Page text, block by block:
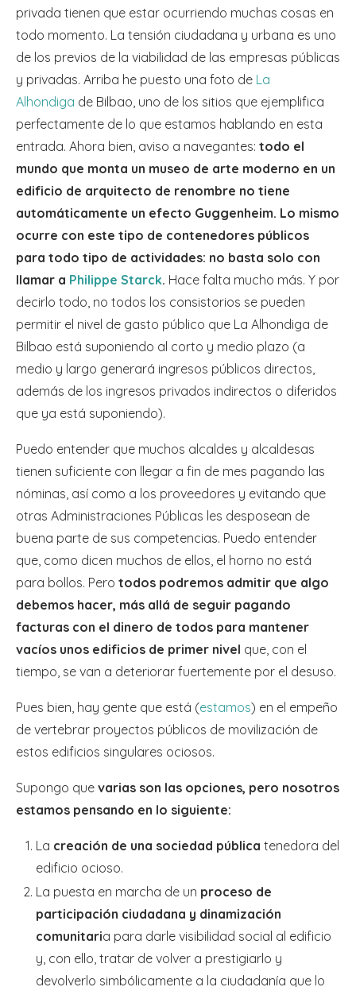
privada tienen que estar ocurriendo muchas cosas en
todo momento. La tensión ciudadana y urbana es uno
de los previos de la viabilidad de las empresas públicas
y privadas. Arriba he puesto una foto de La
Alhondiga de Bilbao, uno de los sitios que ejemplifica
perfectamente de lo que estamos hablando en esta
entrada. Ahora bien, aviso a navegantes: todo el
mundo que monta un museo de arte moderno en un
edificio de arquitecto de renombre no tiene
automáticamente un efecto Guggenheim. Lo mismo
ocurre con este tipo de contenedores públicos
para todo tipo de actividades: no basta solo con
llamar a Philippe Starck. Hace falta mucho más. Y por
decirlo todo, no todos los consistorios se pueden
permitir el nivel de gasto público que La Alhondiga de
Bilbao está suponiendo al corto y medio plazo (a
medio y largo generará ingresos públicos directos,
además de los ingresos privados indirectos o diferidos
que ya está suponiendo).
Puedo entender que muchos alcaldes y alcaldesas
tienen suficiente con llegar a fin de mes pagando las
nóminas, así como a los proveedores y evitando que
otras Administraciones Públicas les desposean de
buena parte de sus competencias. Puedo entender
que, como dicen muchos de ellos, el horno no está
para bollos. Pero todos podremos admitir que algo
debemos hacer, más allá de seguir pagando
facturas con el dinero de todos para mantener
vacíos unos edificios de primer nivel que, con el
tiempo, se van a deteriorar fuertemente por el desuso.
Pues bien, hay gente que está (estamos) en el empeño
de vertebrar proyectos públicos de movilización de
estos edificios singulares ociosos.
Supongo que varias son las opciones, pero nosotros
estamos pensando en lo siguiente:
La creación de una sociedad pública tenedora del
edificio ocioso.
La puesta en marcha de un proceso de
participación ciudadana y dinamización
comunitaria para darle visibilidad social al edificio
y, con ello, tratar de volver a prestigiarlo y
devolverlo simbólicamente a la ciudadanía que lo